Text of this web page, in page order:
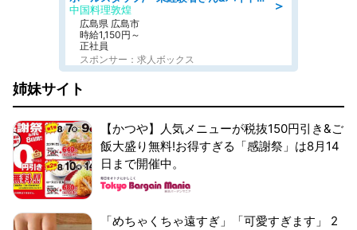
＞
中国料理敦煌
広島県 広島市
時給1,150円～
正社員
スポンサー：求人ボックス
姉妹サイト
【かつや】人気メニューが税抜150円引き&ご
飯大盛り無料!お得すぎる「感謝祭」は8月14
日まで開催中。
「めちゃくちゃ遠すぎ」「可愛すぎます」 2